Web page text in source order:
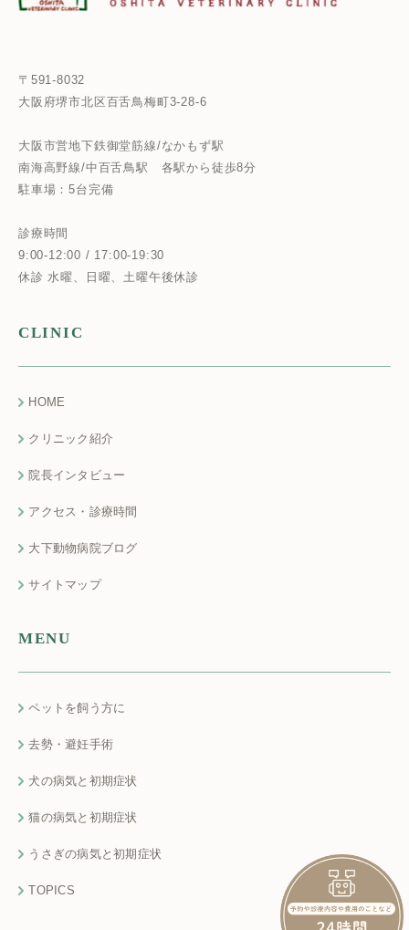
〒591-8032
大阪府堺市北区百舌鳥梅町3-28-6
大阪市営地下鉄御堂筋線/なかもず駅
南海高野線/中百舌鳥駅 各駅から徒歩8分
駐車場：5台完備
診療時間
9:00-12:00 / 17:00-19:30
休診 水曜、日曜、土曜午後休診
CLINIC
HOME
クリニック紹介
院長インタビュー
アクセス・診療時間
大下動物病院ブログ
サイトマップ
MENU
ペットを飼う方に
去勢・避妊手術
犬の病気と初期症状
猫の病気と初期症状
うさぎの病気と初期症状
TOPICS